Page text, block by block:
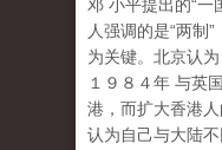
邓 小平提出的“一
人强调的是“两制
为关键。北京认
１９８４年 与英
港，而扩大香港
认为自己与大陆